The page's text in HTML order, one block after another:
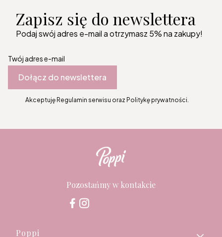
Zapisz się do newslettera
Podaj swój adres e-mail a otrzymasz 5% na zakupy!
Twój adres e-mail
Dołącz do newslettera
Akceptuję Regulamin serwisu oraz Politykę prywatności.
Pozostańmy w kontakcie
Poppi